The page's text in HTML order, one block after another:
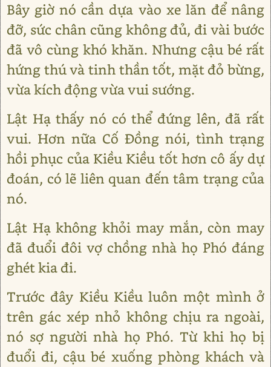
Bây giờ nó cần dựa vào xe lăn để nâng
đỡ, sức chân cũng không đủ, đi vài bước
đã vô cùng khó khăn. Nhưng cậu bé rất
hứng thú và tinh thần tốt, mặt đỏ bừng,
vừa kích động vừa vui sướng.
Lật Hạ thấy nó có thể đứng lên, đã rất
vui. Hơn nữa Cố Đồng nói, tình trạng
hồi phục của Kiều Kiều tốt hơn cô ấy dự
đoán, có lẽ liên quan đến tâm trạng của
nó.
Lật Hạ không khỏi may mắn, còn may
đã đuổi đôi vợ chồng nhà họ Phó đáng
ghét kia đi.
Trước đây Kiều Kiều luôn một mình ở
trên gác xép nhỏ không chịu ra ngoài,
nó sợ người nhà họ Phó. Từ khi họ bị
đuổi đi, cậu bé xuống phòng khách và